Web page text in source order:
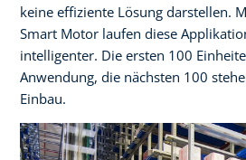
keine effiziente Lösung darstellen.
Smart Motor laufen diese
intelligenter. Die ersten 100
Anwendung, die nächsten 100
Einbau.